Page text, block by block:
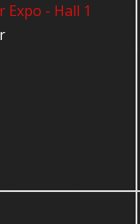
Expo - Hall 1